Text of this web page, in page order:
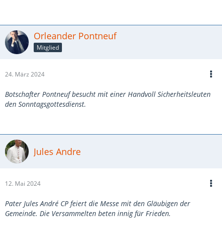
Orleander Pontneuf
Mitglied
24. März 2024
Botschafter Pontneuf besucht mit einer Handvoll Sicherheitsleuten
den Sonntagsgottesdienst.
Jules Andre
12. Mai 2024
Pater Jules André CP feiert die Messe mit den Gläubigen der
Gemeinde. Die Versammelten beten innig für Frieden.